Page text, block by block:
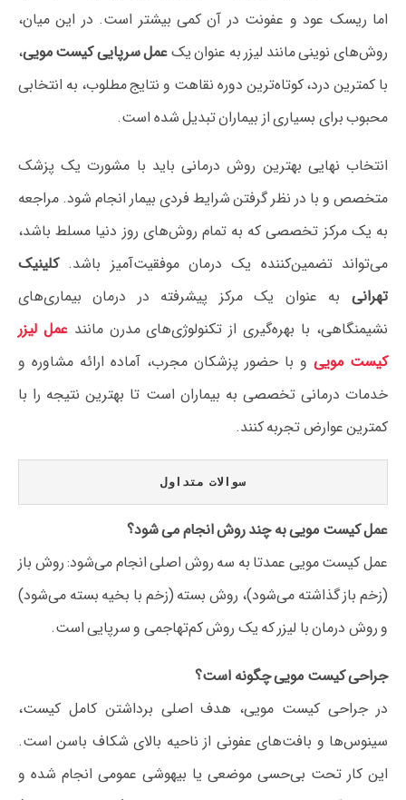
اما ریسک عود و عفونت در آن کمی بیشتر است. در این میان،
روش‌های نوینی مانند لیزر به عنوان یکعمل سرپایی کیست مویی،
با کمترین درد، کوتاه‌ترین دوره نقاهت و نتایج مطلوب، به انتخابی
محبوب برای بسیاری از بیماران تبدیل شده است.
انتخاب نهایی بهترین روش درمانی باید با مشورت یک پزشک
متخصص و با در نظر گرفتن شرایط فردی بیمار انجام شود. مراجعه
به یک مرکز تخصصی که به تمام روش‌های روز دنیا مسلط باشد،
می‌تواند تضمین‌کننده یک درمان موفقیت‌آمیز باشد.کلینیک
تهرانی به عنوان یک مرکز پیشرفته در درمان بیماری‌های
نشیمنگاهی، با بهره‌گیری از تکنولوژی‌های مدرن مانندعمل لیزر
کیست مویی و با حضور پزشکان مجرب، آماده ارائه مشاوره و
خدمات درمانی تخصصی به بیماران است تا بهترین نتیجه را با
کمترین عوارض تجربه کنند.
سوالات متداول
عمل کیست مویی به چند روش انجام می شود؟
عمل کیست مویی عمدتا به سه روش اصلی انجام می‌شود: روش باز
(زخم باز گذاشته می‌شود)، روش بسته (زخم با بخیه بسته می‌شود)
و روش درمان با لیزر که یک روش کم‌تهاجمی و سرپایی است.
جراحی کیست مویی چگونه است؟
در جراحی کیست مویی، هدف اصلی برداشتن کامل کیست،
سینوس‌ها و بافت‌های عفونی از ناحیه بالای شکاف باسن است.
این کار تحت بی‌حسی موضعی یا بیهوشی عمومی انجام شده و